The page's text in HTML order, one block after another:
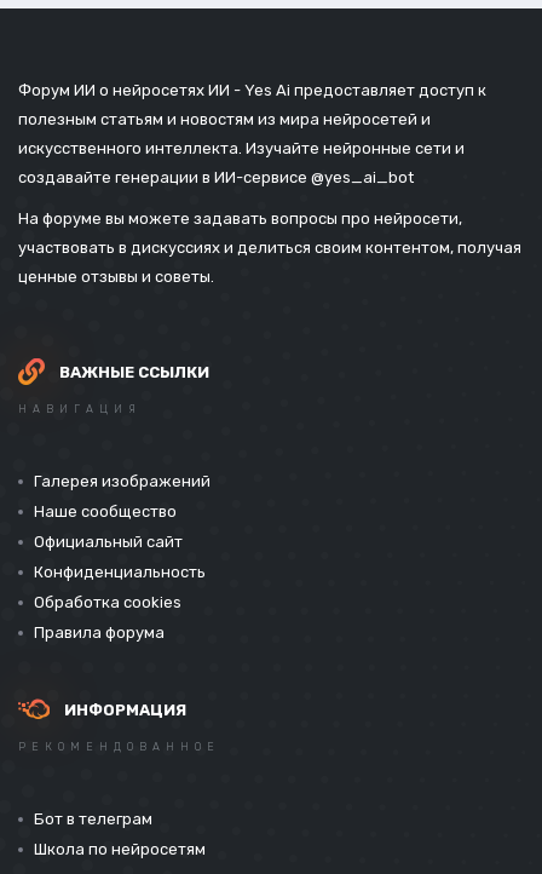
Форум ИИ о нейросетях ИИ - Yes Ai предоставляет доступ к
полезным статьям и новостям из мира нейросетей и
искусственного интеллекта. Изучайте нейронные сети и
создавайте генерации в ИИ-сервисе @yes_ai_bot
На форуме вы можете задавать вопросы про нейросети,
участвовать в дискуссиях и делиться своим контентом, получая
ценные отзывы и советы.
ВАЖНЫЕ ССЫЛКИ
НАВИГАЦИЯ
Галерея изображений
Наше сообщество
Официальный сайт
Конфиденциальность
Обработка cookies
Правила форума
ИНФОРМАЦИЯ
РЕКОМЕНДОВАННОЕ
Бот в телеграм
Школа по нейросетям